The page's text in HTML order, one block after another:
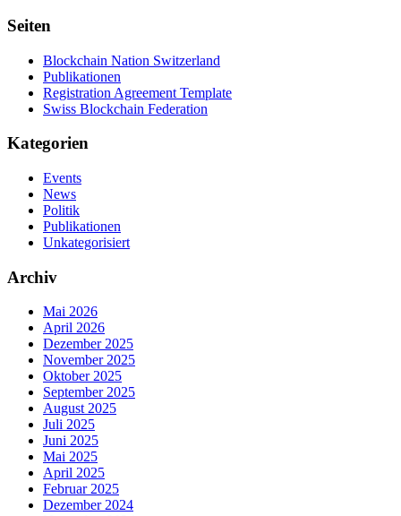
Seiten
Blockchain Nation Switzerland
Publikationen
Registration Agreement Template
Swiss Blockchain Federation
Kategorien
Events
News
Politik
Publikationen
Unkategorisiert
Archiv
Mai 2026
April 2026
Dezember 2025
November 2025
Oktober 2025
September 2025
August 2025
Juli 2025
Juni 2025
Mai 2025
April 2025
Februar 2025
Dezember 2024